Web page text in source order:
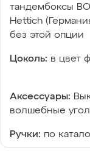
тандембоксы
Hettich
без этой опции
Цоколь: в цвет
Аксессуары:
волшебные
Ручки: по